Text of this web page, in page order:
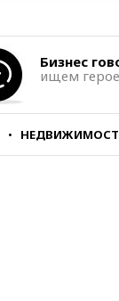
Бизнес
ищем